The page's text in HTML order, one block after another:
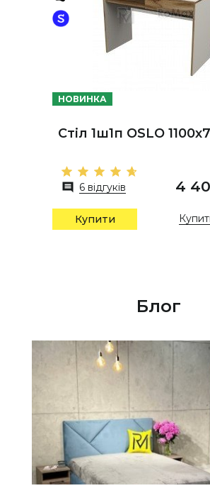
НОВИНКА
Стіл 1ш1п OSLO
6 відгуків 4
Купити
Блог